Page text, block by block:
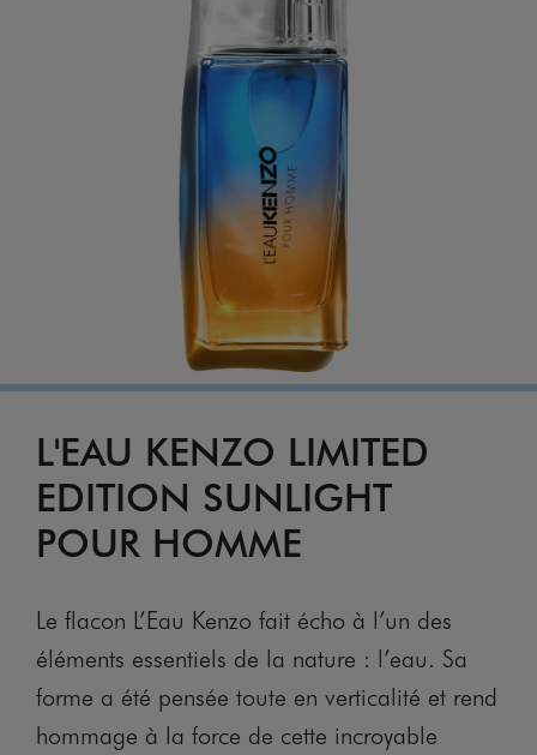
L'EAU KENZO LIMITED
EDITION SUNLIGHT
POUR HOMME
Le flacon L’Eau Kenzo fait écho à l’un des
éléments essentiels de la nature : l’eau. Sa
forme a été pensée toute en verticalité et rend
hommage à la force de cette incroyable